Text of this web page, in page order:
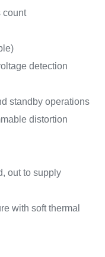
count
detection
standby operations
distortion
out to supply
with soft thermal